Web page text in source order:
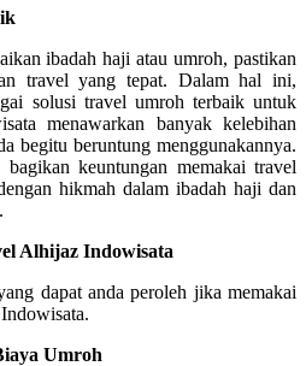
ibadah haji atau umroh, pastikan
travel yang tepat. Dalam hal ini,
solusi travel umroh terbaik untuk
menawarkan banyak kelebihan
begitu beruntung menggunakannya.
keuntungan memakai travel
hikmah dalam ibadah haji dan
Alhijaz Indowisata
dapat anda peroleh jika memakai
Umroh